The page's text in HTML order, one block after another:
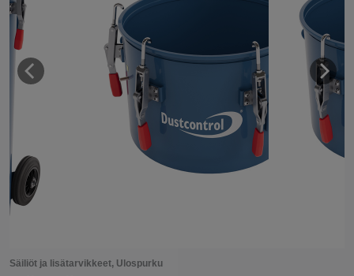
Säiliöt ja lisätarvikkeet, Ulospurku